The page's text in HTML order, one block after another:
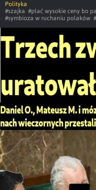
Polityka
#szajka #płać wysokie ceny bo
#symbioza w ruchaniu polaków